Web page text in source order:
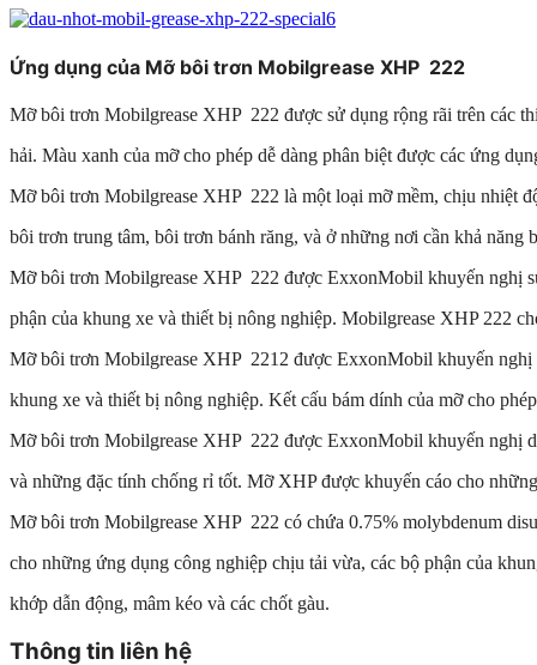
Ứng dụng của Mỡ bôi trơn Mobilgrease XHP 222
Mỡ bôi trơn Mobilgrease XHP 222 được sử dụng rộng rãi trên các
hải. Màu xanh của mỡ cho phép dễ dàng phân biệt được các ứng
Mỡ bôi trơn Mobilgrease XHP 222 là một loại mỡ mềm, chịu nhiệt
bôi trơn trung tâm, bôi trơn bánh răng, và ở những nơi cần khả năng
Mỡ bôi trơn Mobilgrease XHP 222 được ExxonMobil khuyến nghị
phận của khung xe và thiết bị nông nghiệp. Mobilgrease XHP 222
Mỡ bôi trơn Mobilgrease XHP 2212 được ExxonMobil khuyến nghị
khung xe và thiết bị nông nghiệp. Kết cấu bám dính của mỡ cho
Mỡ bôi trơn Mobilgrease XHP 222 được ExxonMobil khuyến nghị
và những đặc tính chống rỉ tốt. Mỡ XHP được khuyến cáo cho
Mỡ bôi trơn Mobilgrease XHP 222 có chứa 0.75% molybdenum
cho những ứng dụng công nghiệp chịu tải vừa, các bộ phận của
khớp dẫn động, mâm kéo và các chốt gàu.
Thông tin liên hệ